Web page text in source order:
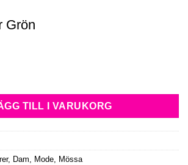
Grön
TILL I VARUKORG
, Dam, Mode, Mössa